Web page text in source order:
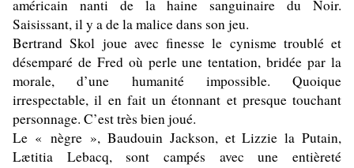
américain nanti de la haine sanguinaire du Noir.
Saisissant, il y a de la malice dans son jeu.
Bertrand Skol joue avec finesse le cynisme troublé et
désemparé de Fred où perle une tentation, bridée par la
morale, d’une humanité impossible. Quoique
irrespectable, il en fait un étonnant et presque touchant
personnage. C’est très bien joué.
Le « nègre », Baudouin Jackson, et Lizzie la Putain,
Lætitia Lebacq, sont campés avec une entièreté